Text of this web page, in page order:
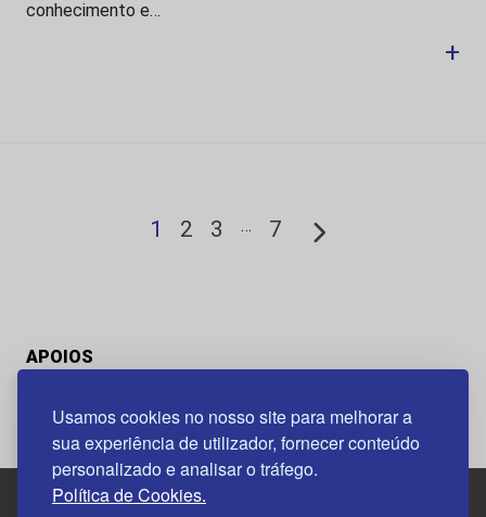
Usamos cookies no nosso site para melhorar a
sua experiência de utilizador, fornecer conteúdo
personalizado e analisar o tráfego.
Política de Cookies.
conhecimento e…
+
1 2 3 … 7
APOIOS